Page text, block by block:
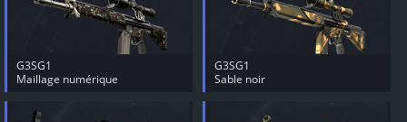
G3SG1
Maillage numérique
G3SG1
Sable noir